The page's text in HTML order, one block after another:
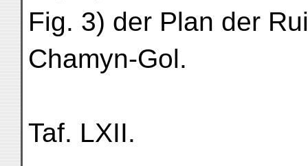
Fig. 3) der Plan der
Chamyn-Gol.
Taf. LXII.